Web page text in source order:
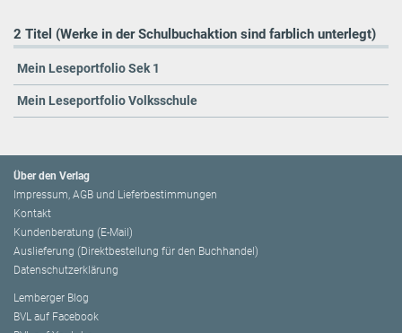
2 Titel (Werke in der Schulbuchaktion sind farblich unterlegt)
Mein Leseportfolio Sek 1
Mein Leseportfolio Volksschule
Über den Verlag
Impressum, AGB und Lieferbestimmungen
Kontakt
Kundenberatung (E-Mail)
Auslieferung (Direktbestellung für den Buchhandel)
Datenschutzerklärung
Lemberger Blog
BVL auf Facebook